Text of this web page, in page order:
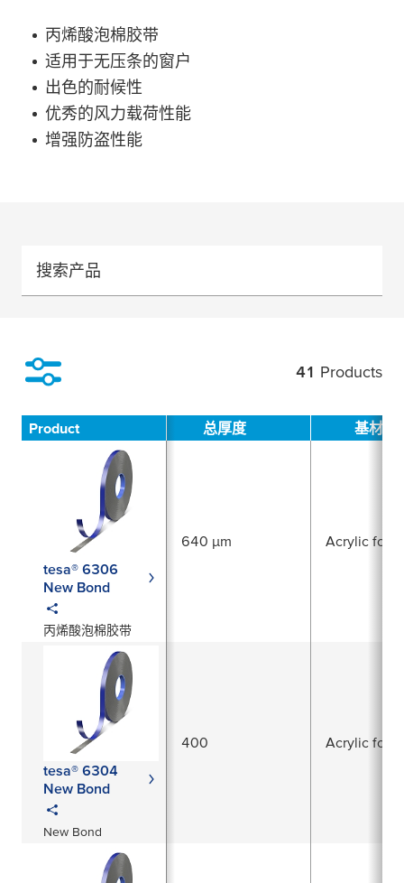
丙烯酸泡棉胶带
适用于无压条的窗户
出色的耐候性
优秀的风力载荷性能
增强防盗性能
搜索产品
41 Products
Product 总厚度 基材
tesa® 6306
New Bond
丙烯酸泡棉胶带
640 µm Acrylic foam
tesa® 6304
New Bond
New Bond
400 Acrylic foam